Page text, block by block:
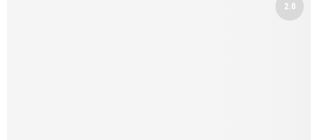
2.0